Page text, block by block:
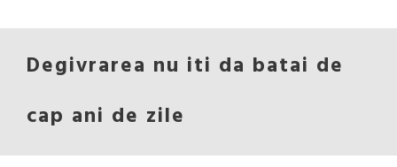
Degivrarea nu iti da batai de
cap ani de zile